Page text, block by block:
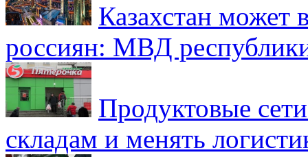
Казахстан может
россиян: МВД
Продуктовые
складам и менять